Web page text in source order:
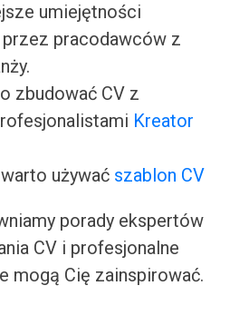
umiejętności
przez pracodawców z
zbudować CV z
Kreator
używać szablon CV
porady ekspertów
CV i profesjonalne
mogą Cię zainspirować.